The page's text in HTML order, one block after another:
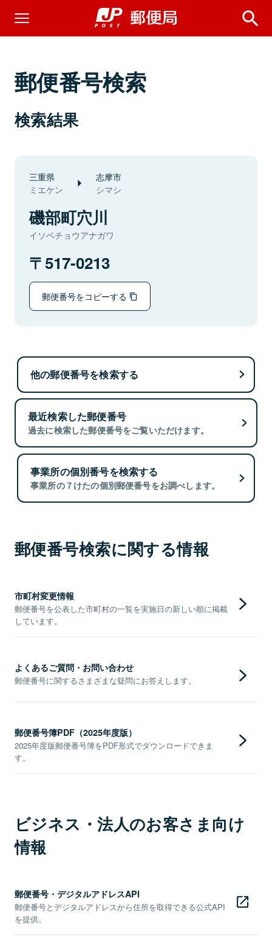
郵便番号検索
検索結果
三重県
ミエケン
志摩市
シマシ
磯部町穴川
イソベチョウアナガワ
517-0213
郵便番号をコピーする
他の郵便番号を検索する
最近検索した郵便番号
過去に検索した郵便番号をご覧いただけます。
事業所の個別番号を検索する
事業所の７けたの個別郵便番号をお調べします。
郵便番号検索に関する情報
市町村変更情報
郵便番号を公表した市町村の一覧を実施日の新しい順に掲載
しています。
よくあるご質問・お問い合わせ
郵便番号に関するさまざまな疑問にお答えします。
郵便番号簿PDF（2025年度版）
2025年度版郵便番号簿をPDF形式でダウンロードできま
す。
ビジネス・法人のお客さま向け
情報
郵便番号・デジタルアドレスAPI
郵便番号とデジタルアドレスから住所を取得できる公式API
を提供。